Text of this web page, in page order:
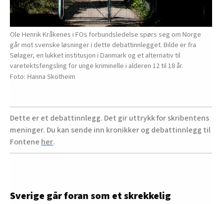
Ole Henrik Kråkenes i FOs forbundsledelse spørs seg om Norge
går mot svenske løsninger i dette debattinnlegget. Bilde er fra
Sølager, en lukket institusjon i Danmark og et alternativ til
varetektsfengsling for unge kriminelle i alderen 12 til 18 år.
Hanna Skotheim
Dette er et debattinnlegg. Det gir uttrykk for skribentens
meninger. Du kan sende inn kronikker og debattinnlegg til
Fontene her.
Sverige går foran som et skrekkelig